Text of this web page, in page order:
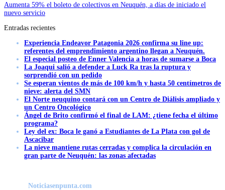
Aumenta 59% el boleto de colectivos en Neuquén, a días de iniciado el
nuevo servicio
Entradas recientes
Experiencia Endeavor Patagonia 2026 confirma su line up:
referentes del emprendimiento argentino llegan a Neuquén.
El especial posteo de Enner Valencia a horas de sumarse a Boca
La Joaqui salió a defender a Luck Ra tras la ruptura y
sorprendió con un pedido
Se esperan vientos de más de 100 km/h y hasta 50 centímetros de
nieve: alerta del SMN
El Norte neuquino contará con un Centro de Diálisis ampliado y
un Centro Oncológico
Ángel de Brito confirmó el final de LAM: ¿tiene fecha el último
programa?
Ley del ex: Boca le ganó a Estudiantes de La Plata con gol de
Ascacibar
La nieve mantiene rutas cerradas y complica la circulación en
gran parte de Neuquén: las zonas afectadas
Noticiasenpunta.com